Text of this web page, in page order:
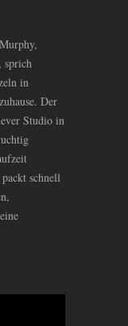
sprich
in
Der
Studio in
schnell